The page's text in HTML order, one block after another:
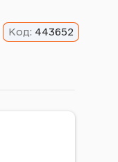
Код: 443652